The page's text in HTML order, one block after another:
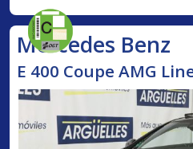
Mercedes Benz
E 400 Coupe AMG